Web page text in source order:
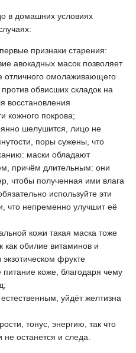
в домашних условиях
признаки старения:
авокадных масок позволяет
отличного омолаживающего
обвисших складок на
восстановления
кожного покрова;
шелушится, лицо не
поры сужены, что
маски обладают
причём длительным: они
чтобы полученная ими влага
используйте эти
что непременно улучшит её
кожи такая маска тоже
как обилие витаминов и
фрукте
коже, благодаря чему
уйдёт желтизна
тонус, энергию, так что
не останется и следа.